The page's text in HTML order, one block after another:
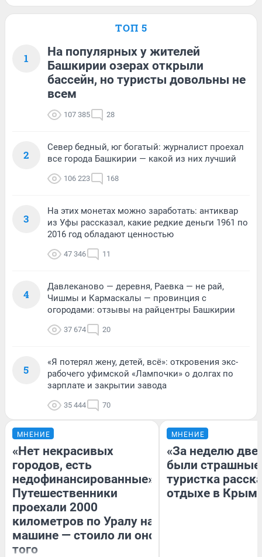
ТОП 5
1
На популярных у жителей
Башкирии озерах открыли
бассейн, но туристы довольны не
всем
107 385 28
2
Север бедный, юг богатый: журналист проехал
все города Башкирии — какой из них лучший
106 223 168
3
На этих монетах можно заработать: антиквар
из Уфы рассказал, какие редкие деньги 1961 по
2016 год обладают ценностью
47 346 11
4
Давлеканово — деревня, Раевка — не рай,
Чишмы и Кармаскалы — провинция с
огородами: отзывы на райцентры Башкирии
37 674 20
5
«Я потерял жену, детей, всё»: откровения экс-
рабочего уфимской «Лампочки» о долгах по
зарплате и закрытии завода
35 444 70
МНЕНИЕ
«Нет некрасивых
городов, есть
недофинансированные».
Путешественники
проехали 2000
километров по Уралу на
машине — стоило ли оно
того
МНЕНИЕ
«За неделю две
были
туристка
отдыхе в